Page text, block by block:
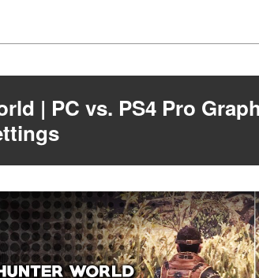
| PC vs. PS4 Pro